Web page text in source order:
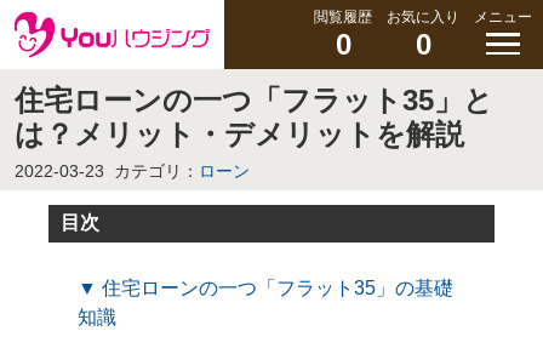
閲覧履歴
0
お気に入り
0
メニュー
住宅ローンの一つ「フラット35」と
は？メリット・デメリットを解説
2022-03-23 カテゴリ： ローン
目次
▼ 住宅ローンの一つ「フラット35」の基礎
知識